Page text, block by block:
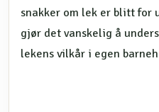
snakker om lek er blitt for
gjør det vanskelig å
lekens vilkår i egen